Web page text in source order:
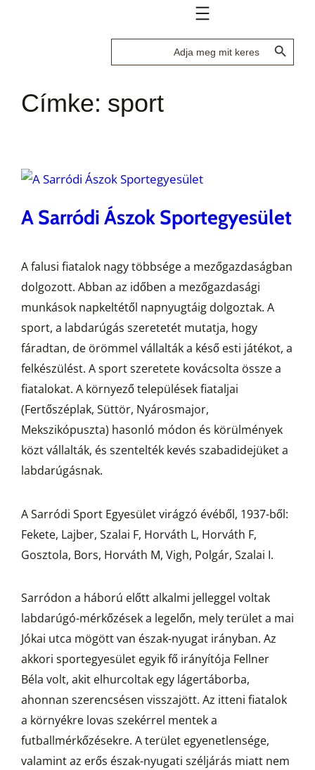
Search Search Button
Címke: sport
A Sarródi Ászok Sportegyesület
A falusi fiatalok nagy többsége a mezőgazdaságban
dolgozott. Abban az időben a mezőgazdasági
munkások napkeltétől napnyugtáig dolgoztak. A
sport, a labdarúgás szeretetét mutatja, hogy
fáradtan, de örömmel vállalták a késő esti játékot, a
felkészülést. A sport szeretete kovácsolta össze a
fiatalokat. A környező települések fiataljai
(Fertőszéplak, Süttör, Nyárosmajor,
Mekszikópuszta) hasonló módon és körülmények
közt vállalták, és szentelték kevés szabadidejüket a
labdarúgásnak.
A Sarródi Sport Egyesület virágzó évéből, 1937-ből:
Fekete, Lajber, Szalai F, Horváth L, Horváth F,
Gosztola, Bors, Horváth M, Vigh, Polgár, Szalai I.
Sarródon a háború előtt alkalmi jelleggel voltak
labdarúgó-mérkőzések a legelőn, mely terület a mai
Jókai utca mögött van észak-nyugat irányban. Az
akkori sportegyesület egyik fő irányítója Fellner
Béla volt, akit elhurcoltak egy lágertáborba,
ahonnan szerencsésen visszajött. Az itteni fiatalok
a környékre lovas szekérrel mentek a
futballmérkőzésekre. A terület egyenetlensége,
valamint az erős észak-nyugati széljárás miatt nem